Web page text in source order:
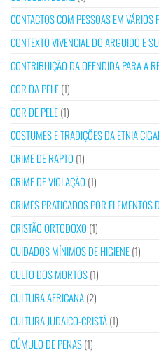
CONTACTOS COM PESSOAS EM VÁRIOS
CONTEXTO VIVENCIAL DO ARGUIDO E
CONTRIBUIÇÃO DA OFENDIDA PARA A
COR DA PELE(1)
COR DE PELE(1)
COSTUMES E TRADIÇÕES DA ETNIA
CRIME DE RAPTO (1)
CRIME DE VIOLAÇÃO (1)
CRIMES PRATICADOS POR ELEMENTOS
CRISTÃO ORTODOXO (1)
CUIDADOS MÍNIMOS DE HIGIENE(1)
CULTO DOS MORTOS(1)
CULTURA AFRICANA(2)
CULTURA JUDAICO-CRISTÃ(1)
CÚMULO DE PENAS(1)